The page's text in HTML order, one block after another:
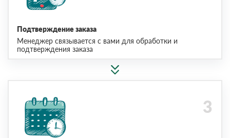
Подтверждение заказа
Менеджер связывается с вами для обработки и
подтверждения заказа